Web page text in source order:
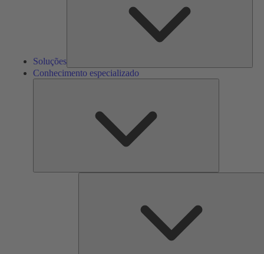
Soluções
Conhecimento especializado